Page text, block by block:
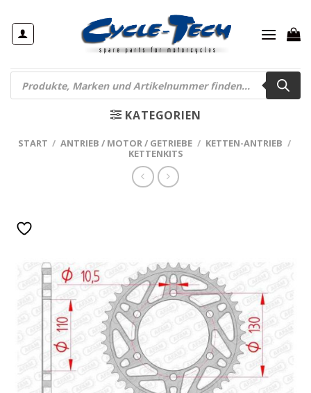
Inhalt
springen
Products
search
KATEGORIEN
START / ANTRIEB / MOTOR / GETRIEBE / KETTEN-ANTRIEB /
KETTENKITS